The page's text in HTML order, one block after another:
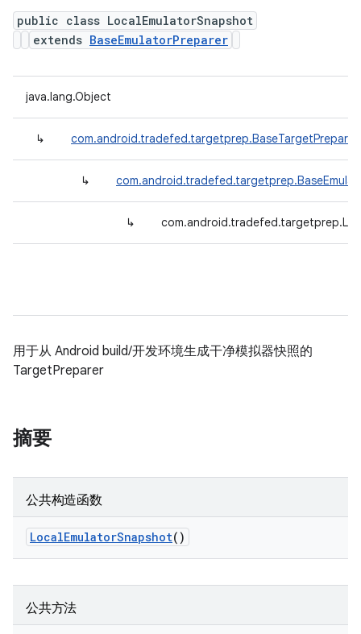
public class LocalEmulatorSnapshot
extends BaseEmulatorPreparer
java.lang.Object
↳ com.android.tradefed.targetprep.BaseTargetPreparer
↳
↳
用于从 Android build/开发环境生成干净模拟器快照的
TargetPreparer
摘要
公共构造函数
LocalEmulatorSnapshot()
公共方法